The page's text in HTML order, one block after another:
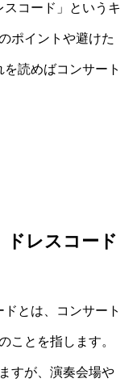
コード」というキ
ポイントや避けた
読めばコンサート
ドレスコード
とは、コンサート
ことを指します。
すが、演奏会場や